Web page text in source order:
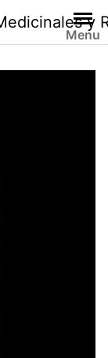
y
Menu